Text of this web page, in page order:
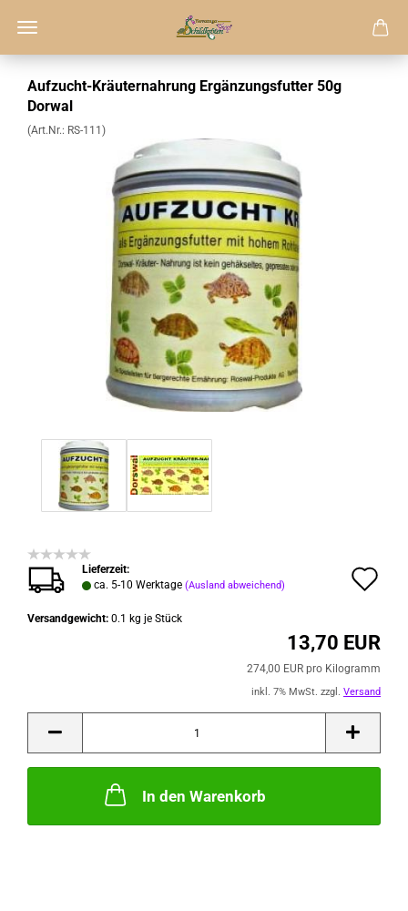
Aufzucht-Kräuternahrung Ergänzungsfutter 50g
Dorwal
(Art.Nr.: RS-111 )
Lieferzeit:
ca. 5-10 Werktage (Ausland abweichend)
Versandgewicht: 0.1 kg je Stück
13,70 EUR
274,00 EUR pro Kilogramm
inkl. 7% MwSt. zzgl. Versand
In den Warenkorb